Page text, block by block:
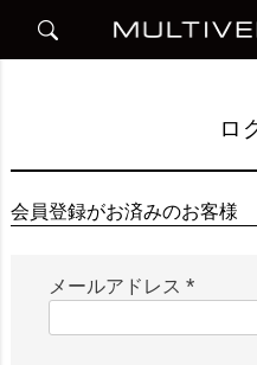
ロ
会員登録がお済みのお客様
メールアドレス
必